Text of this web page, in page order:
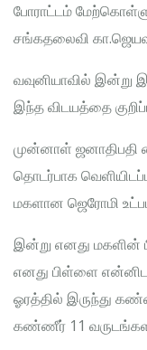
போராட்டம்
சங்கதலைவி
வவுனியாவில் இன்று
இந்த விடயத்தை
முன்னாள் ஜனாதிபதி
தொடர்பாக
மகளான ஜெரோமி
இன்று எனது மகளின்
எனது பிள்ளை
ஓரத்தில் இருந்து
கண்ணீர் 11